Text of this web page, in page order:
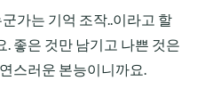
가는 기억 조작..이라고 할
좋은 것만 남기고 나쁜 것은
스러운 본능이니까요.